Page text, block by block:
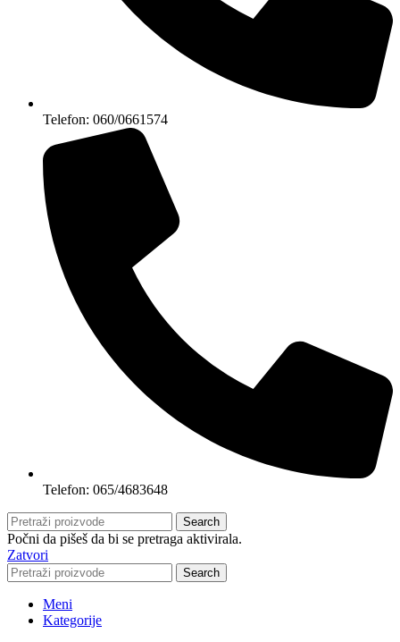
Telefon: 060/0661574
Telefon: 065/4683648
Search
Počni da pišeš da bi se pretraga aktivirala.
Zatvori
Search
Meni
Kategorije